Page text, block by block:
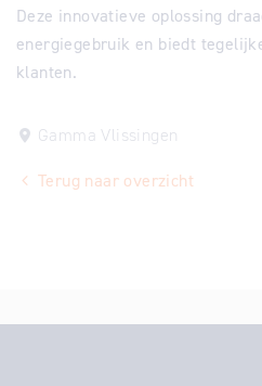
Deze innovatieve oplossing
energiegebruik en biedt
klanten.
Gamma Vlissingen
Terug naar overzicht